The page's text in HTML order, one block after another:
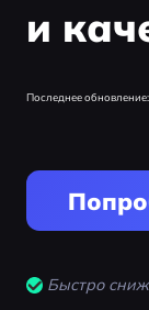
и
Последнее
Быстро